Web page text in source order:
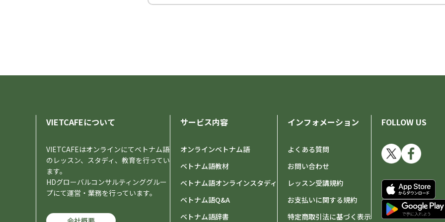
VIETCAFEについて
VIETCAFEはオンラインにてベトナム語
のレッスン、スタディ、教育を行ってい
ます。
HDグローバルコンサルティンググルー
プにて運営・業務を行っています。
サービス内容
オンラインベトナム語
ベトナム語教材
ベトナム語オンラインスタディ
ベトナム語Q&A
ベトナム語辞書
インフォメーション
よくある質問
お問い合わせ
レッスン受講規約
お支払いに関する規約
特定商取引法に基づく表示
FOLLOW US